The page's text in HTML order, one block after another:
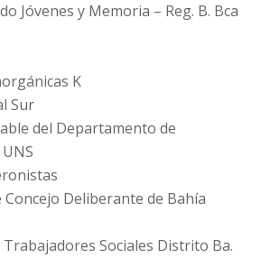
Jóvenes y Memoria – Reg. B. Bca
K
Sur
del Departamento de
Deliberante de Bahía
Trabajadores Sociales Distrito Ba.